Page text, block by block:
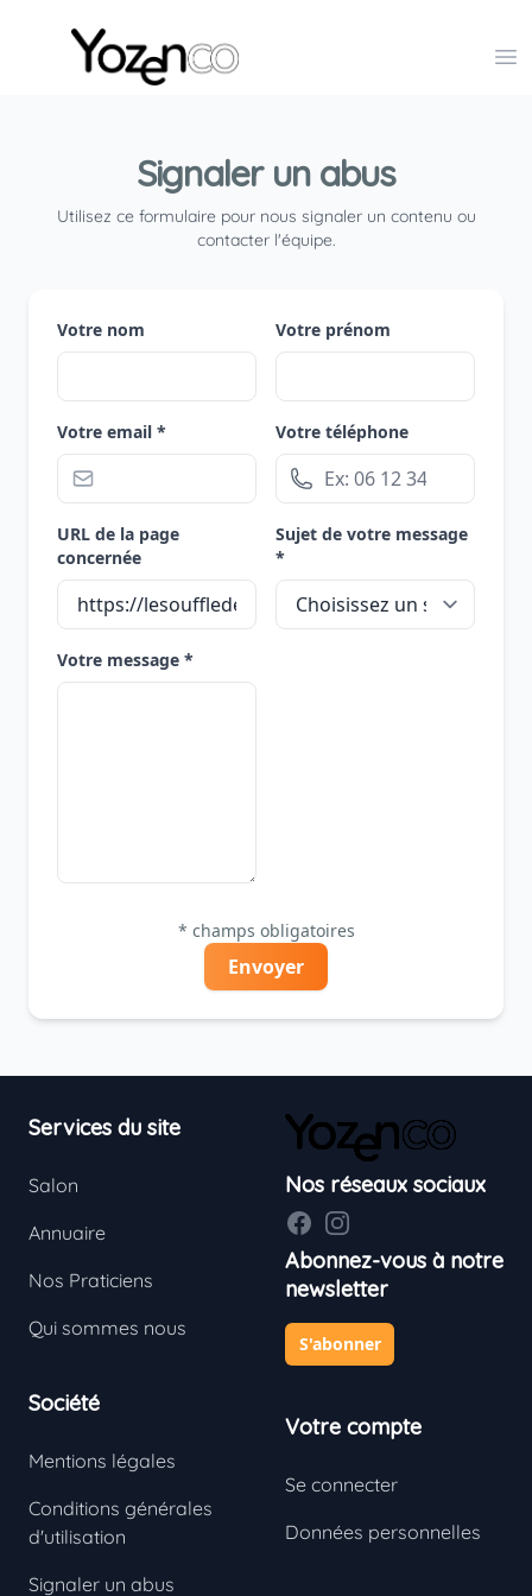
Yozenco - Organisateur de Salons, Evénements et
Signaler un abus
Utilisez ce formulaire pour nous signaler un contenu ou
contacter l'équipe.
Votre nom Votre prénom
Votre email * Votre téléphone
URL de la page
concernée
Sujet de votre message
*
Votre message *
* champs obligatoires
Envoyer
Services du site
Salon
Annuaire
Nos Praticiens
Qui sommes nous
Société
Mentions légales
Conditions générales
d'utilisation
Signaler un abus
Nos réseaux sociaux
FacebookInstagram
Abonnez-vous à notre
newsletter
S'abonner
Votre compte
Se connecter
Données personnelles